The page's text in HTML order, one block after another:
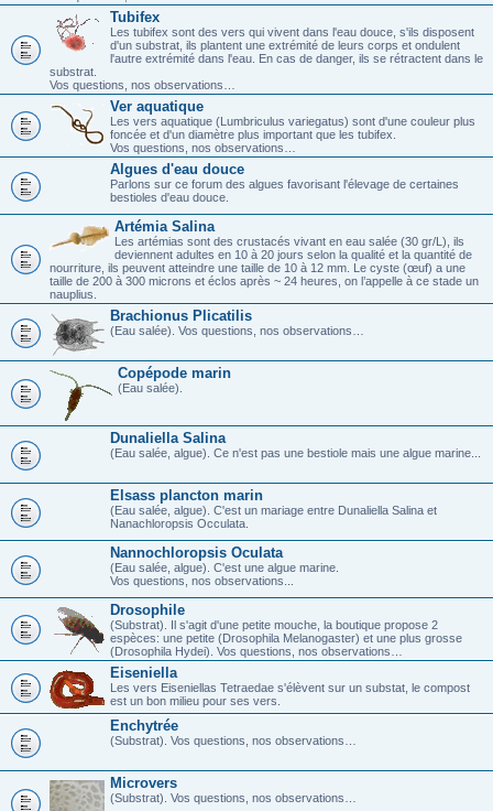
Tubifex
Les tubifex sont des vers qui vivent dans l'eau douce, s'ils disposent
d'un substrat, ils plantent une extrémité de leurs corps et ondulent
l'autre extrémité dans l'eau. En cas de danger, ils se rétractent dans le
substrat.
Vos questions, nos observations…
Ver aquatique
Les vers aquatique (Lumbriculus variegatus) sont d'une couleur plus
foncée et d'un diamètre plus important que les tubifex.
Vos questions, nos observations…
Algues d'eau douce
Parlons sur ce forum des algues favorisant l'élevage de certaines
bestioles d'eau douce.
Artémia Salina
Les artémias sont des crustacés vivant en eau salée (30 gr/L), ils
deviennent adultes en 10 à 20 jours selon la qualité et la quantité de
nourriture, ils peuvent atteindre une taille de 10 à 12 mm. Le cyste (œuf) a une
taille de 200 à 300 microns et éclos après ~ 24 heures, on l’appelle à ce stade un
nauplius.
Brachionus Plicatilis
(Eau salée). Vos questions, nos observations…
Copépode marin
(Eau salée).
Dunaliella Salina
(Eau salée, algue). Ce n'est pas une bestiole mais une algue marine...
Elsass plancton marin
(Eau salée, algue). C'est un mariage entre Dunaliella Salina et
Nanachloropsis Occulata.
Nannochloropsis Oculata
(Eau salée, algue). C'est une algue marine.
Vos questions, nos observations...
Drosophile
(Substrat). Il s'agit d'une petite mouche, la boutique propose 2
espèces: une petite (Drosophila Melanogaster) et une plus grosse
(Drosophila Hydei). Vos questions, nos observations…
Eiseniella
Les vers Eiseniellas Tetraedae s'élèvent sur un substat, le compost
est un bon milieu pour ses vers.
Enchytrée
(Substrat). Vos questions, nos observations…
Microvers
(Substrat). Vos questions, nos observations…